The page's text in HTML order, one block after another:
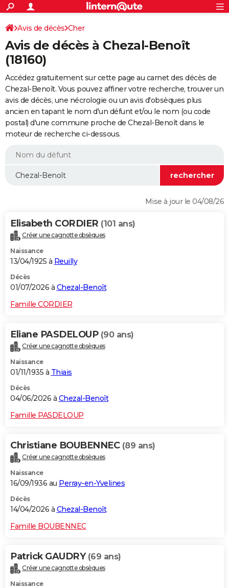
ACTUALITÉS
Politique
Société
Faits Divers
Education
Monde
Villes
+
SPORT
Coupe du monde 2026
Football
Tennis
Cyclisme
Rugby
Forum
FINANCE
Retraite
Impôts
Epargne
Immobilier
Risques naturels par ville
Banque
Assurance
Crédit
Essais
Réserver un essai
Citadines
Berlines
SUV
Forum auto
+
HIGH-TECH
Mobiles
Meilleur smartphone
Internet
Ordinateurs
Jeux vidéo
Guide high-tech
+BRICOLAGE
Forum
Aménagement intérieur
Extérieur
Cuisine
Salle de bains
Jardinage
Rangement
WEEK-END
Guides de France
Escapades
Patrimoine
Expositions
Musées
Week-end nature
LIFESTYLE
Alimentation
Guide de la santé
Maladies
Médicaments
Sommeil
VOYAGE
Destinations
City break
Voyage nature
Voyage de noces
Forum
Climat
+PHOTO
GUIDES D'ACHAT
BONS PLANS
CARTE DE VOEUX
Dictionnaire
Biographies
Citations
Expressions
Proverbes
PROGRAMME TV
COPAINS D'AVANT
S'inscrire
Se connecter
Lycées
Collèges
Primaires
Universités
Entreprises
Service militaire
Avis de recherche
AVIS DE DÉCÈS
Avis de décès Cher
Avis de décès à Chezal-Benoît
(18160)
Accédez gratuitement sur cette page au carnet des décès de
Chezal-Benoît. Vous pouvez affiner votre recherche, trouver un
avis de décès, une nécrologie ou un avis d'obsèques plus
ancien en tapant le nom d'un défunt et/ou le nom (ou code
postal) d'une commune proche de Chezal-Benoît dans le
moteur de recherche ci-dessous.
Mise à jour le 04/08/26
Elisabeth CORDIER (101 ans)
Créer une cagnotte obsèques
Naissance
13/04/1925 à Reuilly
Décès
01/07/2026 à Chezal-Benoît
Famille CORDIER
Eliane PASDELOUP (90 ans)
Créer une cagnotte obsèques
Naissance
01/11/1935 à Thiais
Décès
04/06/2026 à Chezal-Benoît
Famille PASDELOUP
Christiane BOUBENNEC (89 ans)
Créer une cagnotte obsèques
Naissance
16/09/1936 au Perray-en-Yvelines
Décès
14/04/2026 à Chezal-Benoît
Famille BOUBENNEC
Patrick GAUDRY (69 ans)
Créer une cagnotte obsèques
Naissance